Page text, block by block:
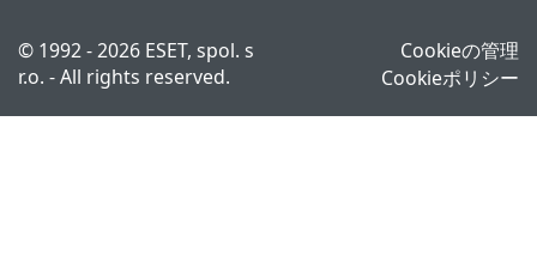
© 1992 - 2026 ESET, spol. s
r.o. - All rights reserved.
Cookieの管理
Cookieポリシー